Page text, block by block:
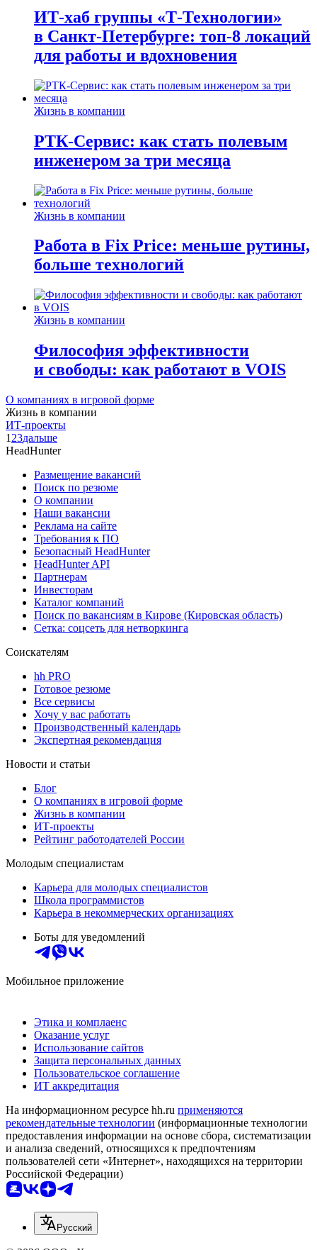
ИТ-хаб группы «Т-Технологии»
в Санкт-Петербурге: топ-8 локаций
для работы и вдохновения
Жизнь в компании
РТК-Сервис: как стать полевым
инженером за три месяца
Жизнь в компании
Работа в Fix Price: меньше рутины,
больше технологий
Жизнь в компании
Философия эффективности
и свободы: как работают в VOIS
О компаниях в игровой форме
Жизнь в компании
ИТ-проекты
1 23дальше
HeadHunter
Размещение вакансий
Поиск по резюме
О компании
Наши вакансии
Реклама на сайте
Требования к ПО
Безопасный HeadHunter
HeadHunter API
Партнерам
Инвесторам
Каталог компаний
Поиск по вакансиям в Кирове (Кировская область)
Сетка: соцсеть для нетворкинга
Соискателям
hh PRO
Готовое резюме
Все сервисы
Хочу у вас работать
Производственный календарь
Экспертная рекомендация
Новости и статьи
Блог
О компаниях в игровой форме
Жизнь в компании
ИТ-проекты
Рейтинг работодателей России
Молодым специалистам
Карьера для молодых специалистов
Школа программистов
Карьера в некоммерческих организациях
Боты для уведомлений
Мобильное приложение
Этика и комплаенс
Оказание услуг
Использование сайтов
Защита персональных данных
Пользовательское соглашение
ИТ аккредитация
На информационном ресурсе hh.ru применяются
рекомендательные технологии (информационные технологии
предоставления информации на основе сбора, систематизации
и анализа сведений, относящихся к предпочтениям
пользователей сети «Интернет», находящихся на территории
Российской Федерации)
Русский